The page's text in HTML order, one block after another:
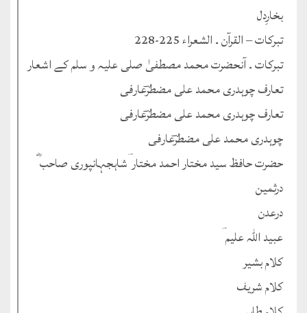
بخارِدل
تبرکات – القرآن ۔ الشعراء 225-228
تبرکات ۔ آنحضرت محمد مصطفیٰ صلی علیہ و سلم کے اشعار
تعارف چوہدری محمد علی مضطرؔعارفی
تعارف چوہدری محمد علی مضطرؔعارفی
چوہدری محمد علی مضطرؔعارفی
حضرت حافظ سید مختار احمد مختار ؔشاہجہانپوری صاحب ؓ
درثمین
درعدن
عبید اللہ علیم ؔ
کلام بشیر
کلام شریف